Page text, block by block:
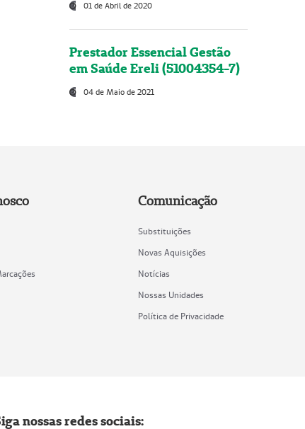
01 de Abril de 2020
Prestador Essencial Gestão
em Saúde Ereli (51004354-7)
04 de Maio de 2021
Comunicação
Substituições
Novas Aquisições
Notícias
Nossas Unidades
Política de Privacidade
nossas redes sociais: